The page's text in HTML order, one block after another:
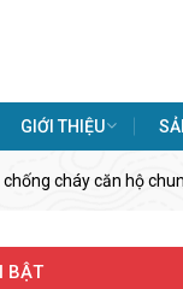
GIỚI THIỆU
chống cháy căn hộ
BẬT